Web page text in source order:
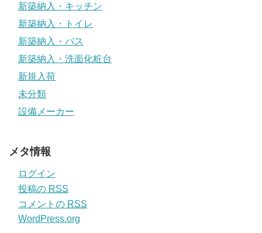
新築納入・キッチン
新築納入・トイレ
新築納入・バス
新築納入・洗面化粧台
新規入荷
未分類
設備メーカー
メタ情報
ログイン
投稿の RSS
コメントの RSS
WordPress.org